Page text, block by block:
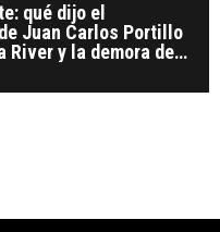
qué dijo el
Juan Carlos Portillo
River y la demora de